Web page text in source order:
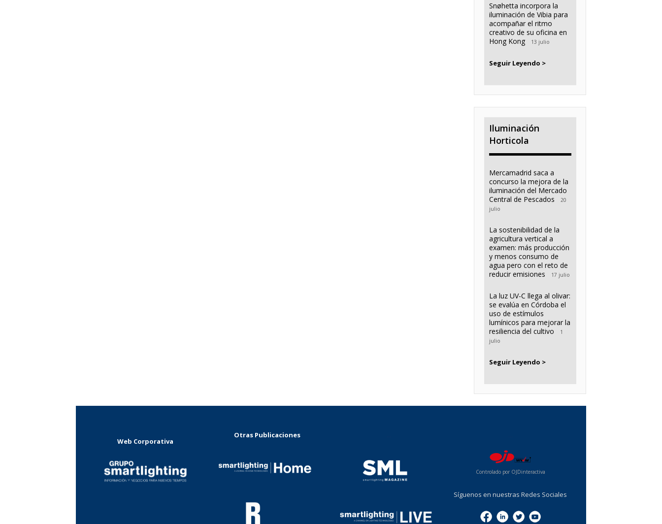
Snøhetta incorpora la
iluminación de Vibia para
acompañar el ritmo
creativo de su oficina en
Hong Kong
13 julio
Seguir Leyendo >
Iluminación
Horticola
Mercamadrid saca a
concurso la mejora de la
iluminación del Mercado
Central de Pescados
20
julio
La sostenibilidad de la
agricultura vertical a
examen: más producción
y menos consumo de
agua pero con el reto de
reducir emisiones
17 julio
La luz UV-C llega al olivar:
se evalúa en Córdoba el
uso de estímulos
lumínicos para mejorar la
resiliencia del cultivo
1
julio
Seguir Leyendo >
Web Corporativa
Otras Publicaciones
Controlado por OJDinteractiva
Síguenos en nuestras Redes Sociales